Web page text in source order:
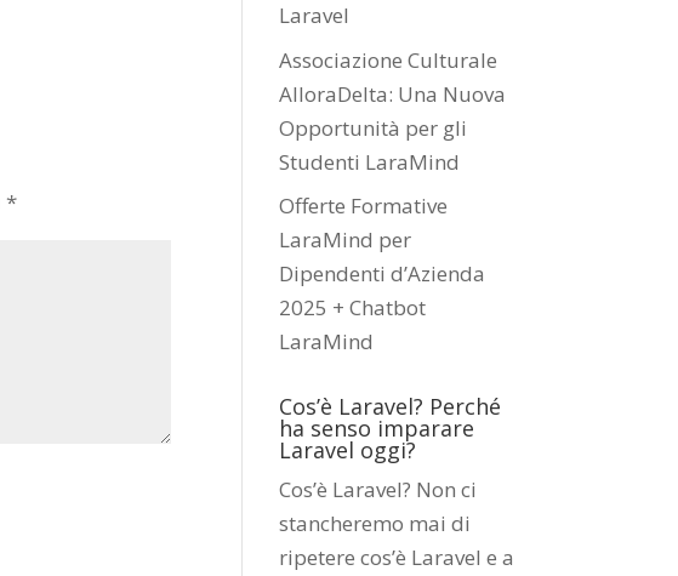
*
Laravel
Associazione Culturale
AlloraDelta: Una Nuova
Opportunità per gli
Studenti LaraMind
Offerte Formative
LaraMind per
Dipendenti d’Azienda
2025 + Chatbot
LaraMind
Cos’è Laravel? Perché
ha senso imparare
Laravel oggi?
Cos’è Laravel? Non ci
stancheremo mai di
ripetere cos’è Laravel e a